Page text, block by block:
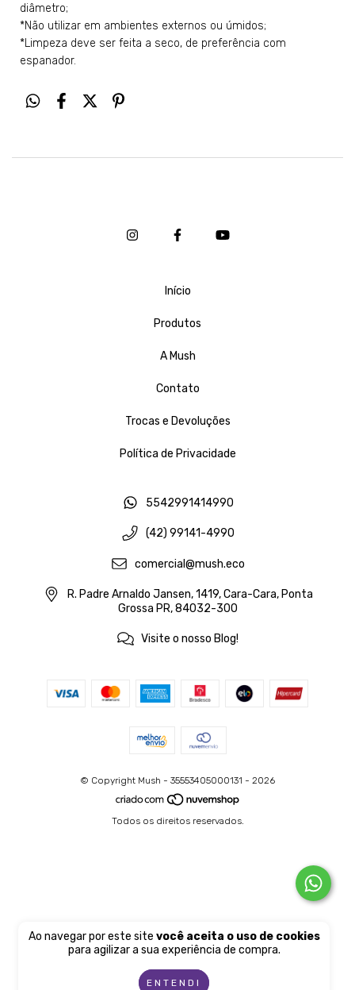
Ao navegar por este site você aceita o uso de cookies
para agilizar a sua experiência de compra.
ENTENDI
diâmetro;
*Não utilizar em ambientes externos ou úmidos;
*Limpeza deve ser feita a seco, de preferência com
espanador.
Início
Produtos
A Mush
Contato
Trocas e Devoluções
Política de Privacidade
5542991414990
(42) 99141-4990
comercial@mush.eco
R. Padre Arnaldo Jansen, 1419, Cara-Cara, Ponta
Grossa PR, 84032-300
Visite o nosso Blog!
© Copyright Mush - 35553405000131 - 2026
Todos os direitos reservados.